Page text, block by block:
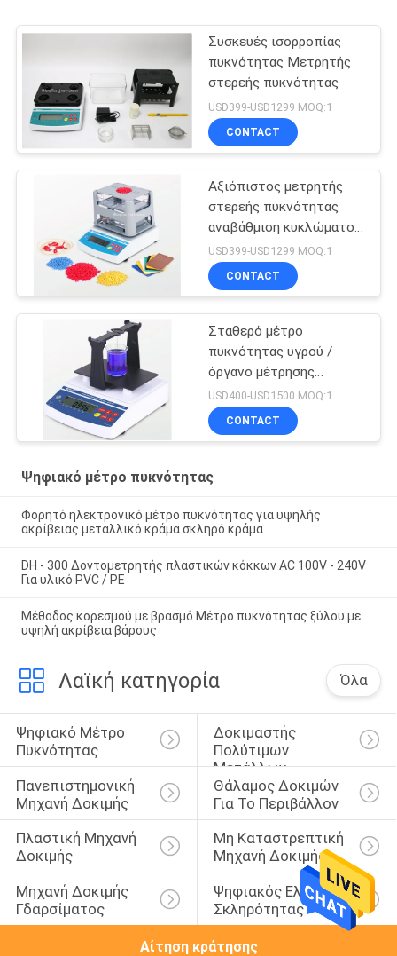
Συσκευές ισορροπίας
πυκνότητας Μετρητής
στερεής πυκνότητας
USD399-USD1299 MOQ:1
CONTACT
Αξιόπιστος μετρητής
στερεής πυκνότητας
αναβάθμιση κυκλώματος
με καλώδιο σύνδεσης
δεδομένων
USD399-USD1299 MOQ:1
CONTACT
Σταθερό μέτρο
πυκνότητας υγρού /
όργανο μέτρησης
συγκέντρωσης για
ισχυρά οξέα αλκαλικά
υγρά
USD400-USD1500 MOQ:1
CONTACT
Ψηφιακό μέτρο πυκνότητας
Φορητό ηλεκτρονικό μέτρο πυκνότητας για υψηλής
ακρίβειας μεταλλικό κράμα σκληρό κράμα
DH - 300 Δοντομετρητής πλαστικών κόκκων AC 100V - 240V
Για υλικό PVC / PE
Μέθοδος κορεσμού με βρασμό Μέτρο πυκνότητας ξύλου με
υψηλή ακρίβεια βάρους
Λαϊκή κατηγορία Όλα
Ψηφιακό Μέτρο
Πυκνότητας
Δοκιμαστής
Πολύτιμων
Μετάλλων
Πανεπιστημονική
Μηχανή Δοκιμής
Θάλαμος Δοκιμών
Για Το Περιβάλλον
Πλαστική Μηχανή
Δοκιμής
Μη Καταστρεπτική
Μηχανή Δοκιμής
Μηχανή Δοκιμής
Γδαρσίματος
Ψηφιακός Ελεγκτής
Σκληρότητας
Αίτηση κράτησης